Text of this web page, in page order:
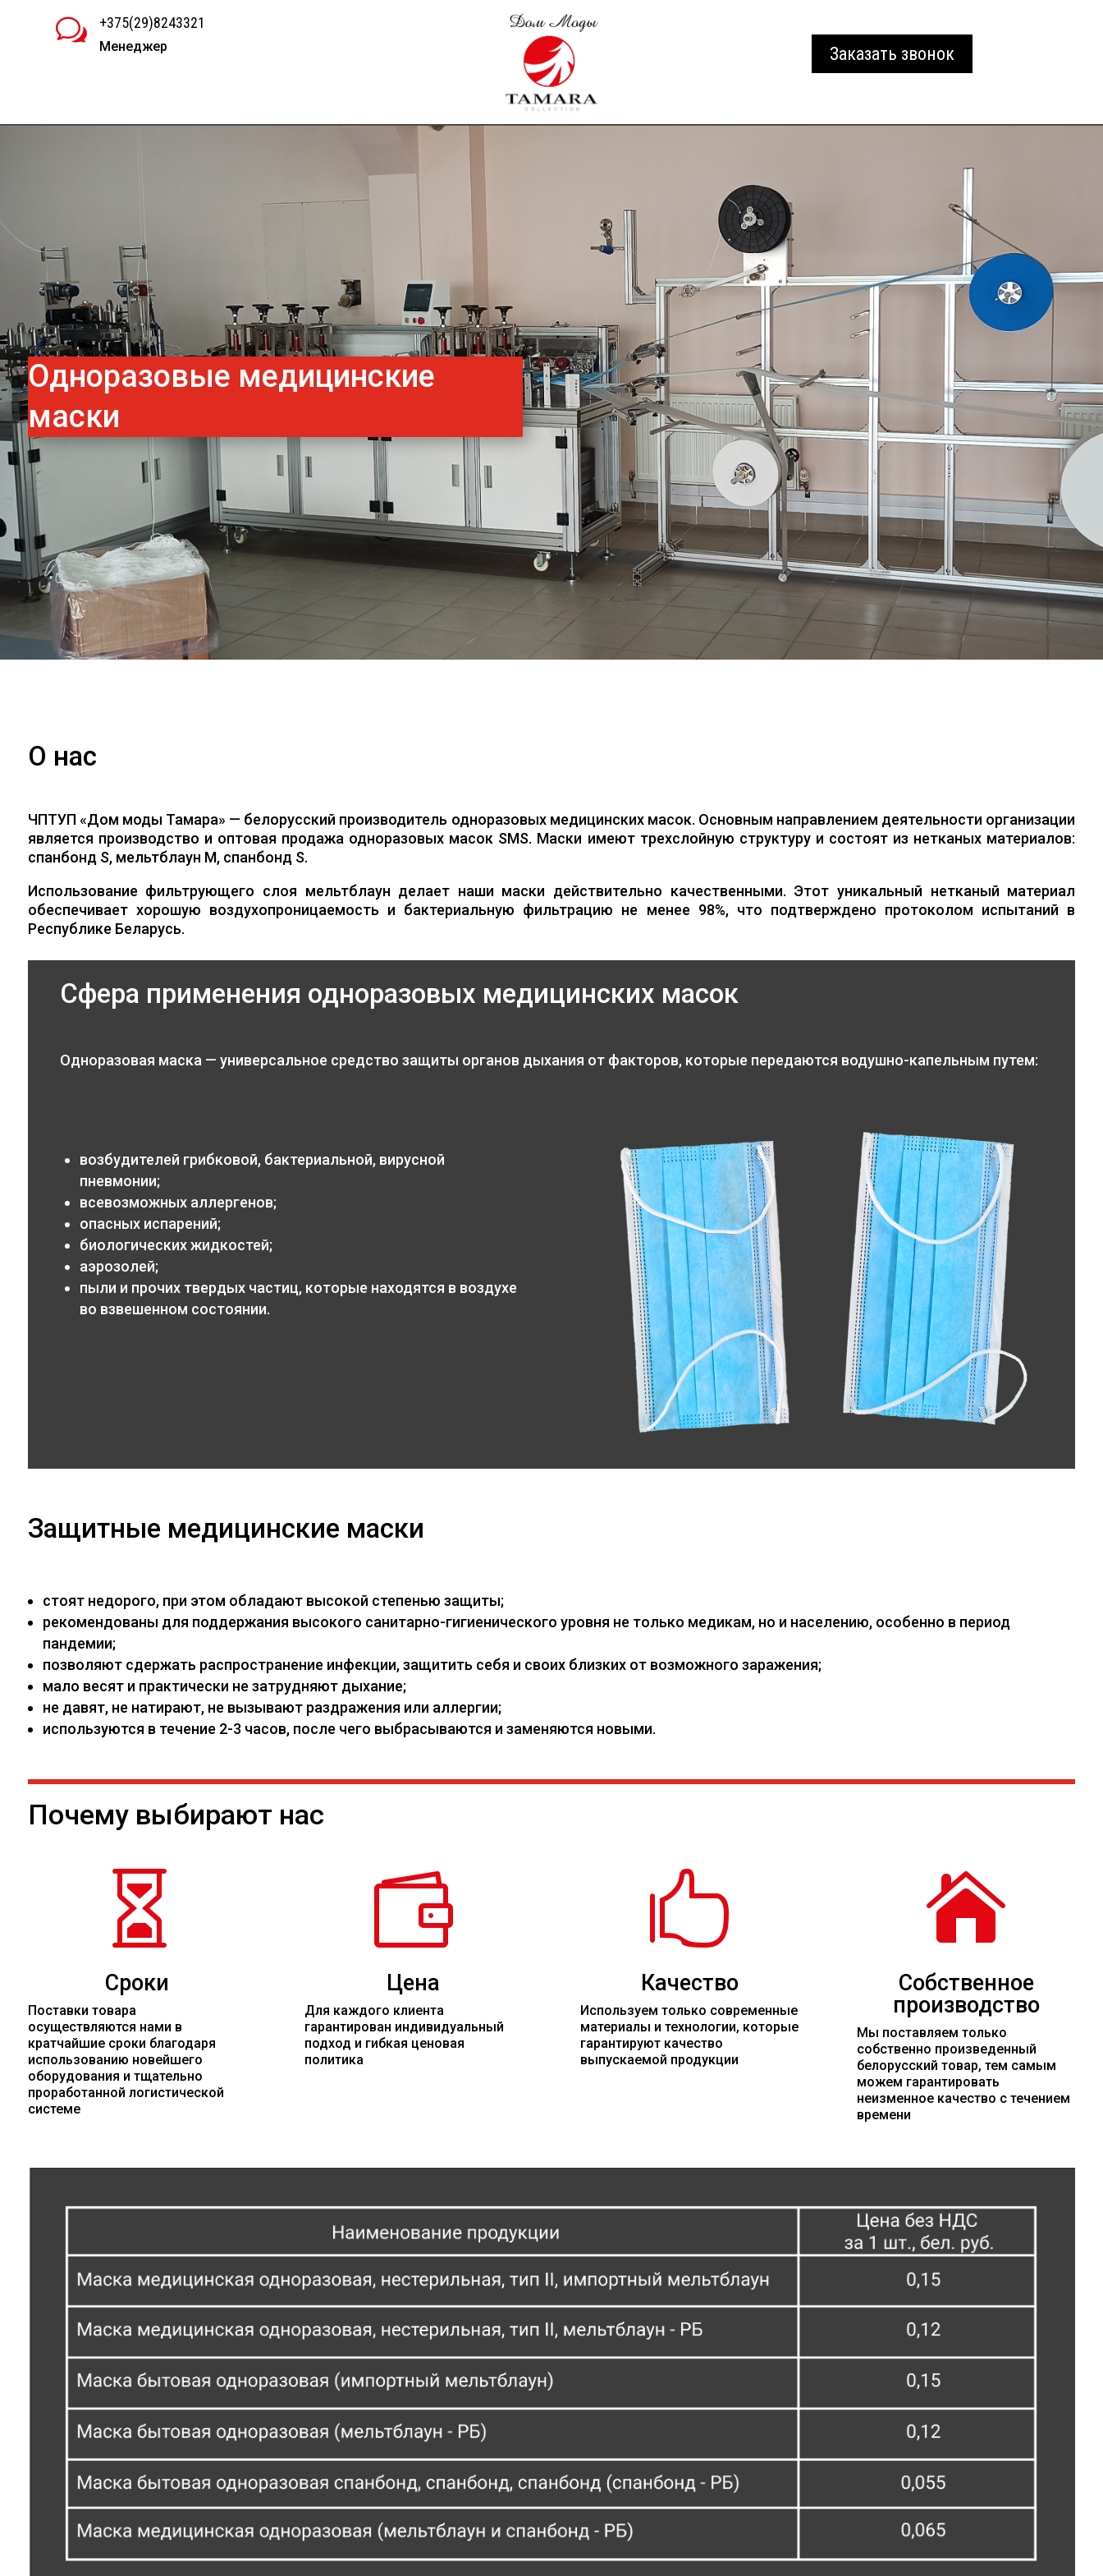
w +375(29)8243321
Менеджер Заказать звонок
Одноразовые медицинские
маски
О нас
ЧПТУП «Дом моды Тамара» — белорусский производитель одноразовых медицинских масок. Основным направлением деятельности организации
является производство и оптовая продажа одноразовых масок SMS. Маски имеют трехслойную структуру и состоят из нетканых материалов:
спанбонд S, мельтблаун M, спанбонд S.
Использование фильтрующего слоя мельтблаун делает наши маски действительно качественными. Этот уникальный нетканый материал
обеспечивает хорошую воздухопроницаемость и бактериальную фильтрацию не менее 98%, что подтверждено протоколом испытаний в
Республике Беларусь.
Сфера применения одноразовых медицинских масок
Одноразовая маска — универсальное средство защиты органов дыхания от факторов, которые передаются водушно-капельным путем:
возбудителей грибковой, бактериальной, вирусной
пневмонии;
всевозможных аллергенов;
опасных испарений;
биологических жидкостей;
аэрозолей;
пыли и прочих твердых частиц, которые находятся в воздухе
во взвешенном состоянии.
Защитные медицинские маски
стоят недорого, при этом обладают высокой степенью защиты;
рекомендованы для поддержания высокого санитарно-гигиенического уровня не только медикам, но и населению, особенно в период
пандемии;
позволяют сдержать распространение инфекции, защитить себя и своих близких от возможного заражения;
мало весят и практически не затрудняют дыхание;
не давят, не натирают, не вызывают раздражения или аллергии;
используются в течение 2-3 часов, после чего выбрасываются и заменяются новыми.
Почему выбирают нас

Сроки
Поставки товара
осуществляются нами в
кратчайшие сроки благодаря
использованию новейшего
оборудования и тщательно
проработанной логистической
системе

Цена
Для каждого клиента
гарантирован индивидуальный
подход и гибкая ценовая
политика

Качество
Используем только современные
материалы и технологии, которые
гарантируют качество
выпускаемой продукции

Собственное
производство
Мы поставляем только
собственно произведенный
белорусский товар, тем самым
можем гарантировать
неизменное качество с течением
времени